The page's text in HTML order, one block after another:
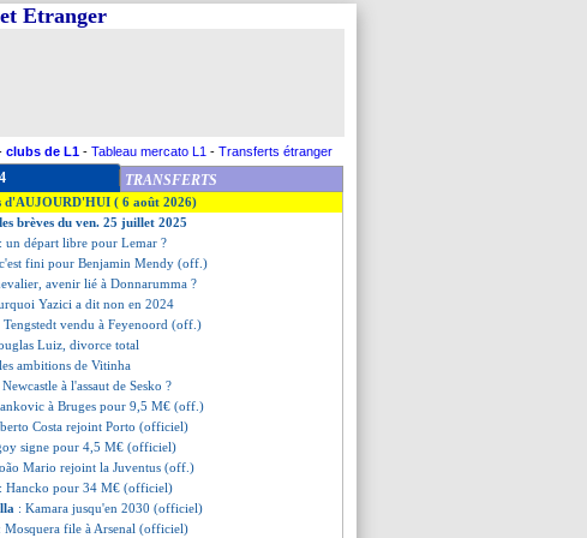
Etranger
clubs de L1 - Tableau mercato L1 - Transferts étranger
TRANSFERTS
d'AUJOURD'HUI ( 6 août 2026)
brèves du ven. 25 juillet 2025
: un départ libre pour Lemar ?
fini pour Benjamin Mendy (off.)
avenir lié à Donnarumma ?
Yazici a dit non en 2024
Tengstedt vendu à Feyenoord (off.)
Luiz, divorce total
ambitions de Vitinha
Newcastle à l'assaut de Sesko ?
à Bruges pour 9,5 M€ (off.)
Costa rejoint Porto (officiel)
signe pour 4,5 M€ (officiel)
Mario rejoint la Juventus (off.)
: Hancko pour 34 M€ (officiel)
: Kamara jusqu'en 2030 (officiel)
: Mosquera file à Arsenal (officiel)